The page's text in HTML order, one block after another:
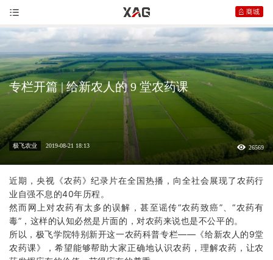
专栏开篇 | 给新农人的 9 堂农药课
极飞农业 2019-08-21 18:13 26569
近期，央视《农药》纪录片在全国热播，向全社会展现了农药行
业自强不息的40年历程。
然而网上对农药有太多的误解，甚至谣传“农药致癌”、“农药有
毒”，这样的认知必然是片面的，对农药来说也是不公平的。
所以， 极飞学院特别新开这一农药科普专栏——《给新农人的9堂
农药课》，希望能够帮助大家正确地认识农药，理解农药，让农